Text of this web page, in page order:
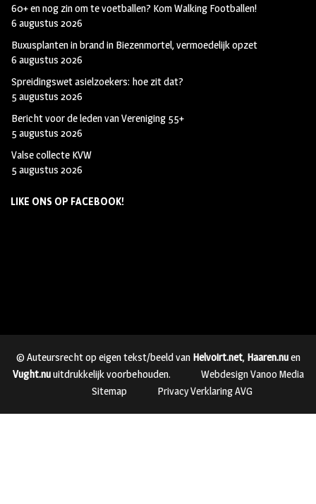
60+ en nog zin om te voetballen? Kom Walking Footballen!
6 augustus 2026
Buxusplanten in brand in Biezenmortel, vermoedelijk opzet
6 augustus 2026
Spreidingswet asielzoekers: hoe zit dat?
5 augustus 2026
Bericht voor de leden van Vereniging 55+
5 augustus 2026
Valse collecte KVW
5 augustus 2026
LIKE ONS OP FACEBOOK!
© Auteursrecht op eigen tekst/beeld van Helvoirt.net, Haaren.nuen
Vught.nuuitdrukkelijk voorbehouden.
Webdesign Vanoo Media
Sitemap
Privacy Verklaring AVG